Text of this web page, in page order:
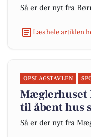
Så er der nyt fra
Læs hele artiklen
OPSLAGSTAVLEN
Mæglerhuset
til åbent hus
Så er der nyt fra